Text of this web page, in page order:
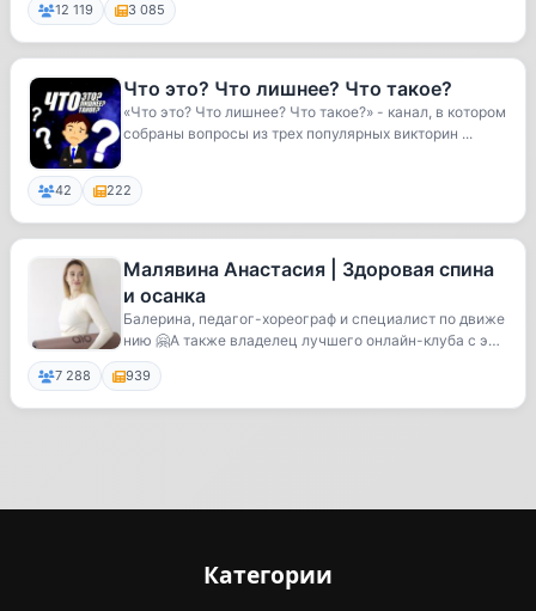
12 119 3 085
Что это? Что лишнее? Что такое?
«Что это? Что лишнее? Что такое?» - канал, в котором
собраны вопросы из трех популярных викторин ...
42 222
Малявина Анастасия | Здоровая спина
и осанка
Балерина, педагог-хореограф и специалист по движе
нию 🤗А также владелец лучшего онлайн-клуба с эф
ф...
7 288 939
Категории